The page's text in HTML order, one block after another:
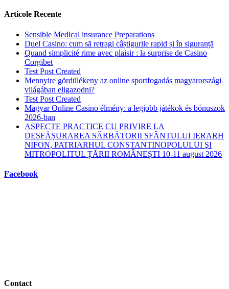
Articole Recente
Sensible Medical insurance Preparations
Duel Casino: cum să retragi câștigurile rapid și în siguranță
Quand simplicité rime avec plaisir : la surprise de Casino
Corgibet
Test Post Created
Mennyire gördülékeny az online sportfogadás magyarországi
világában eligazodni?
Test Post Created
Magyar Online Casino élmény: a legjobb játékok és bónuszok
2026-ban
ASPECTE PRACTICE CU PRIVIRE LA
DESFĂȘURAREA SĂRBĂTORII SFÂNTULUI IERARH
NIFON, PATRIARHUL CONSTANTINOPOLULUI ŞI
MITROPOLITUL ȚĂRII ROMÂNEȘTI 10-11 august 2026
Facebook
Contact